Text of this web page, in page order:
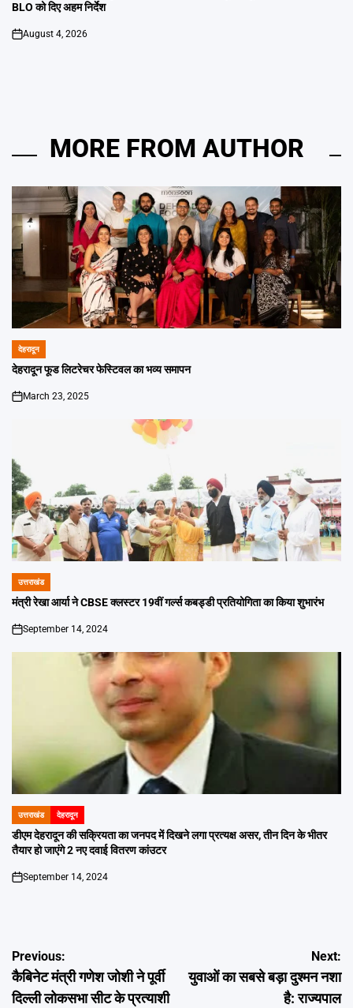
BLO को दिए अहम निर्देश
on
August 4, 2026
MORE FROM AUTHOR
POSTED
IN
देहरादून
देहरादून फूड लिटरेचर फेस्टिवल का भव्य समापन
on
March 23, 2025
POSTED
IN
उत्तराखंड
मंत्री रेखा आर्या ने CBSE क्लस्टर 19वीं गर्ल्स कबड्डी प्रतियोगिता का किया शुभारंभ
on
September 14, 2024
POSTED
IN
उत्तराखंड देहरादून
डीएम देहरादून की सक्रियता का जनपद में दिखने लगा प्रत्यक्ष असर, तीन दिन के भीतर
तैयार हो जाएंगे 2 नए दवाई वितरण कांउटर
on
September 14, 2024
Post
navigation
Previous:
कैबिनेट मंत्री गणेश जोशी ने पूर्वी
दिल्ली लोकसभा सीट के प्रत्याशी
Next:
युवाओं का सबसे बड़ा दुश्मन नशा
है: राज्यपाल